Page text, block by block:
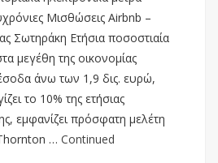
Μισθώσεις Airbnb –
Σωτηράκη Ετήσια ποσοστιαία
μεγέθη της οικονομίας
άνω των 1,9 δις. ευρώ,
το 10% της ετήσιας
εμφανίζει πρόσφατη μελέτη
… Continued